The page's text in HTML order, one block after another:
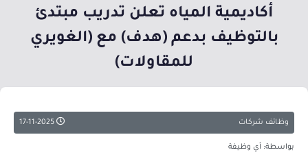
أكاديمية المياه تعلن تدريب مبتدئ
بالتوظيف بدعم (هدف) مع (الغويري
للمقاولات)
وظائف شركات
بواسطة: أي وظيفة